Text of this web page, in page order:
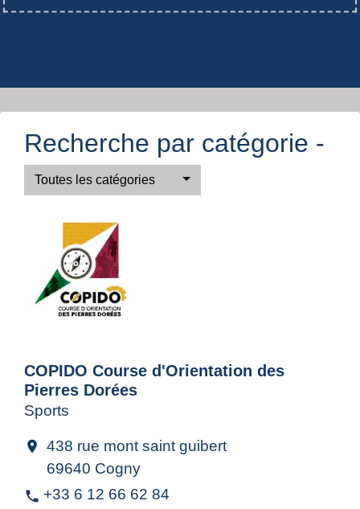
Recherche par catégorie -
Toutes les catégories
COPIDO Course d'Orientation des
Pierres Dorées
Sports
location_on 438 rue mont saint guibert
69640 Cogny
phone +33 6 12 66 62 84